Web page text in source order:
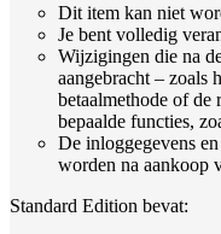
Dit item kan niet
Je bent volledig
Wijzigingen die na
aangebracht – zoals
betaalmethode of
bepaalde functies,
De inloggegevens
worden na aankoop
Standard Edition bevat: